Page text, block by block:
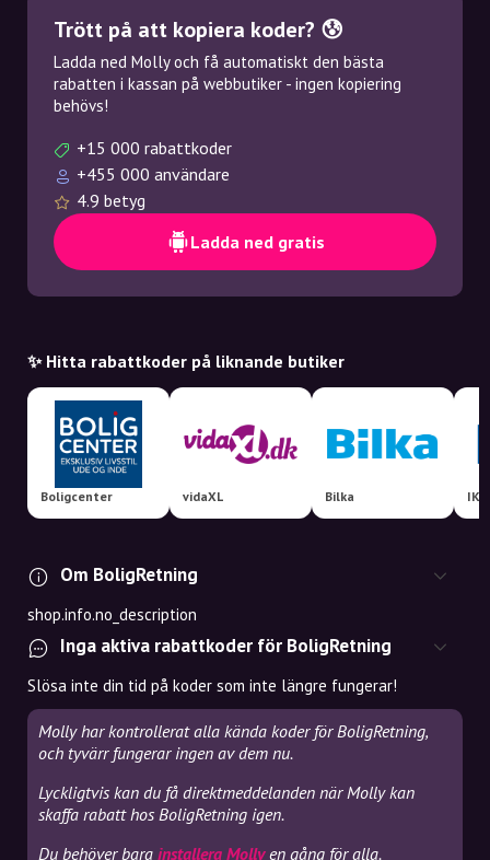
Trött på att kopiera koder? 😰
Ladda ned Molly och få automatiskt den bästa
rabatten i kassan på webbutiker - ingen kopiering
behövs!
+15 000 rabattkoder
+455 000 användare
4.9 betyg
Ladda ned gratis
✨ Hitta rabattkoder på liknande butiker
Boligcenter vidaXL Bilka
Om BoligRetning
shop.info.no_description
Inga aktiva rabattkoder för BoligRetning
Slösa inte din tid på koder som inte längre fungerar!
Molly har kontrollerat alla kända koder för BoligRetning,
och tyvärr fungerar ingen av dem nu.
Lyckligtvis kan du få direktmeddelanden när Molly kan
skaffa rabatt hos BoligRetning igen.
Du behöver bara installera Mollyen gång för alla.